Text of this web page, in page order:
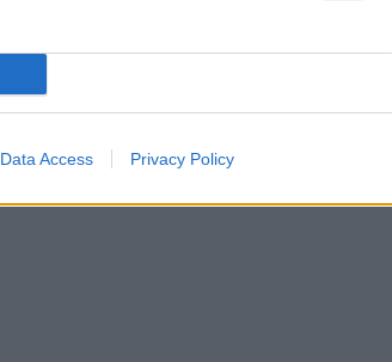
Data Access Privacy Policy